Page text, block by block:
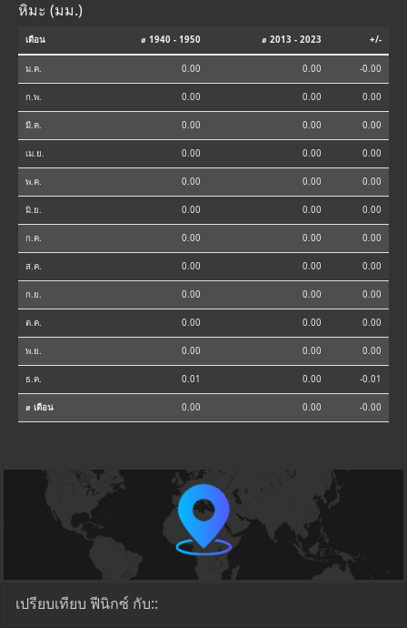
หิมะ (มม.)
เดือน ⌀ 1940 - 1950 ⌀ 2013 - 2023 +/-
ม.ค. 0.00 0.00 -0.00
ก.พ. 0.00 0.00 0.00
มี.ค. 0.00 0.00 0.00
เม.ย. 0.00 0.00 0.00
พ.ค. 0.00 0.00 0.00
มิ.ย. 0.00 0.00 0.00
ก.ค. 0.00 0.00 0.00
ส.ค. 0.00 0.00 0.00
ก.ย. 0.00 0.00 0.00
ต.ค. 0.00 0.00 0.00
พ.ย. 0.00 0.00 0.00
ธ.ค. 0.01 0.00 -0.01
⌀ เดือน 0.00 0.00 -0.00
เปรียบเทียบ ฟีนิกซ์ กับ::